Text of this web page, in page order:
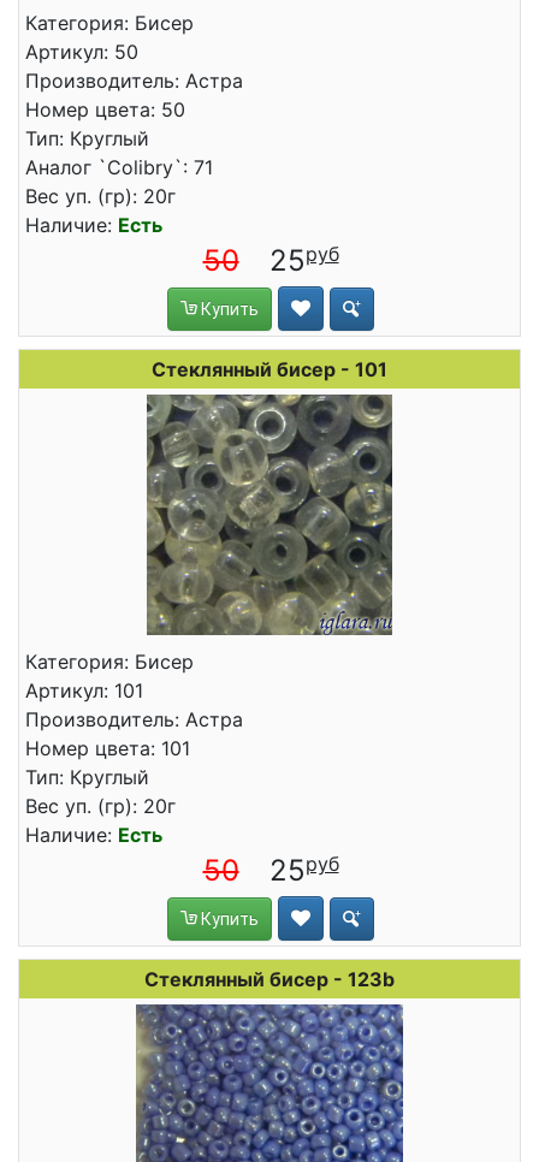
Категория: Бисер
Артикул: 50
Производитель: Астра
Номер цвета: 50
Тип: Круглый
Аналог `Colibry`: 71
Вес уп. (гр): 20г
Наличие: Есть
50 25
Купить
Стеклянный бисер - 101
Категория: Бисер
Артикул: 101
Производитель: Астра
Номер цвета: 101
Тип: Круглый
Вес уп. (гр): 20г
Наличие: Есть
50 25
Купить
Стеклянный бисер - 123b